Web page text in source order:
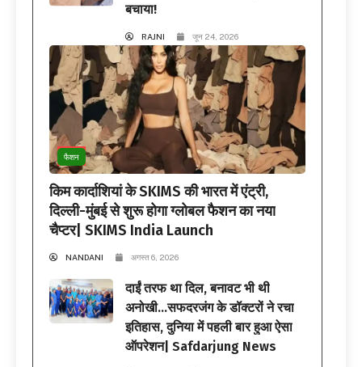
बचाया!
RAJNI जून 24, 2026
फैशन
किम कार्दाशियां के SKIMS की भारत में एंट्री,
दिल्ली-मुंबई से शुरू होगा ग्लोबल फैशन का नया
चैप्टर| SKIMS India Launch
NANDANI अगस्त 6, 2026
दाईं तरफ था दिल, बनावट भी थी
अनोखी…सफदरजंग के डॉक्टरों ने रचा
इतिहास, दुनिया में पहली बार हुआ ऐसा
ऑपरेशन| Safdarjung News